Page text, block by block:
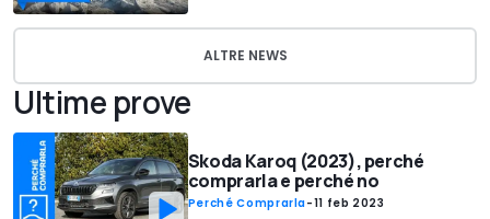
ALTRE NEWS
Ultime prove
Skoda Karoq (2023), perché
comprarla e perché no
Perché Comprarla-11 feb 2023